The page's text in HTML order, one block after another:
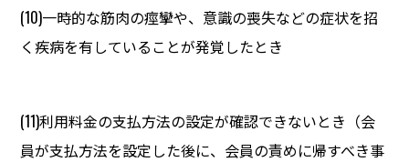
(10)一時的な筋肉の痙攣や、意識の喪失などの症状を招
く疾病を有していることが発覚したとき
(11)利用料金の支払方法の設定が確認できないとき（会
員が支払方法を設定した後に、会員の責めに帰すべき事